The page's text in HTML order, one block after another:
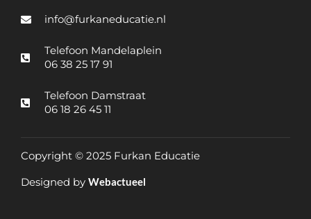
info@furkaneducatie.nl
Telefoon Mandelaplein
06 38 25 17 91
Telefoon Damstraat
06 18 26 45 11
Designed by Webactueel
Copyright © 2025 Furkan Educatie